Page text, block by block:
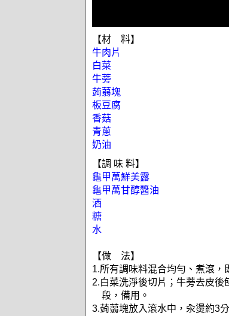
【材 料】
牛肉片
白菜
牛蒡
蒟蒻塊
板豆腐
香菇
青蔥
奶油
【調 味 料】
龜甲萬鮮美露
龜甲萬甘醇醬油
酒
糖
水
【做 法】
1.所有調味料混合均勻、煮滾，
2.白菜洗淨後切片；牛蒡去皮後
段，備用。
3.蒟蒻塊放入滾水中，汆燙約3